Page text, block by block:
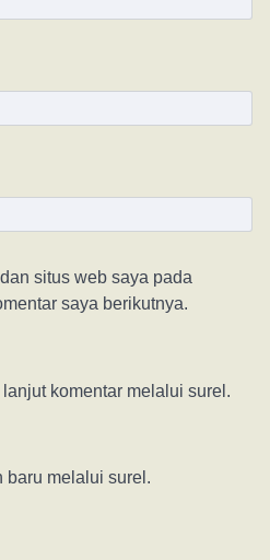
situs web saya pada
saya berikutnya.
komentar melalui surel.
baru melalui surel.